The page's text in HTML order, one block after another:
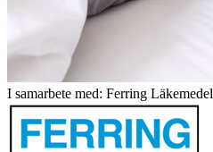
I samarbete med: Ferring Läkemedel